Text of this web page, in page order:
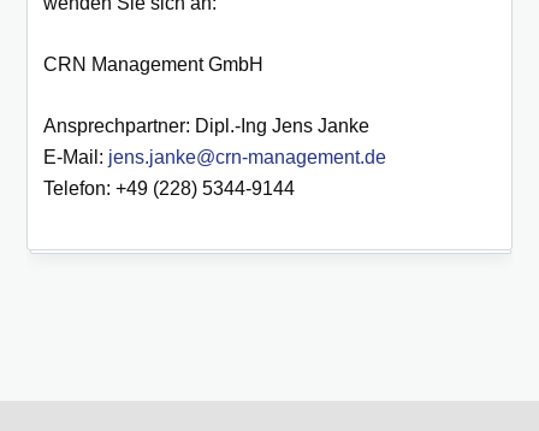
CRN Management GmbH
Ansprechpartner: Dipl.-Ing Jens Janke
E-Mail: jens.janke@crn-management.de
Telefon: +49 (228) 5344-9144